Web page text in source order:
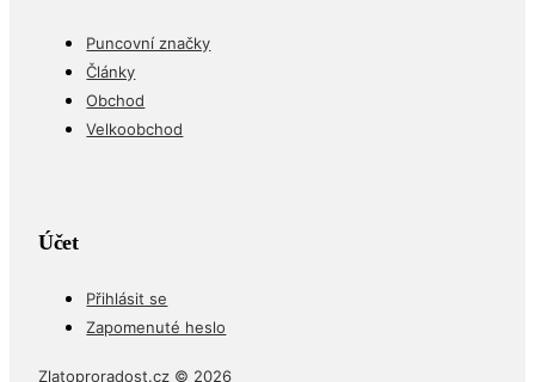
Puncovní značky
Články
Obchod
Velkoobchod
Účet
Přihlásit se
Zapomenuté heslo
Zlatoproradost.cz © 2026